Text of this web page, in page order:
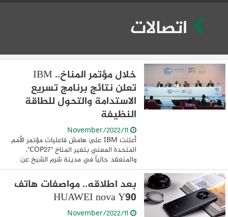
اتصالات
خلال مؤتمر المناخ.. IBM
تعلن نتائج برنامج تسريع
الاستدامة والتحول للطاقة
النظيفة
أعلنت IBM على هامش فاعليات مؤتمر الأمم
المتحدة المعني بتغير المناخ "COP27"،
والمنعقد حالياً في مدينة شرم الشيخ عن
فوز المؤسسة المصرية بيئة بلا حدود
‘Environment Without Borders’ ضمن
المشروعات ...
بعد اطلاقه.. مواصفات هاتف
HUAWEI nova Y90